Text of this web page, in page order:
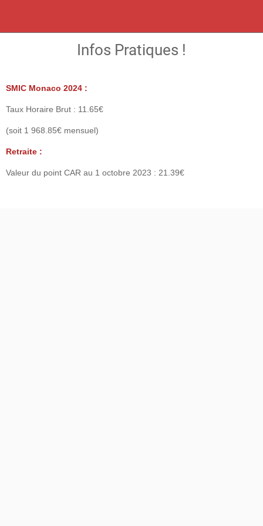
Infos Pratiques !
SMIC Monaco 2024 :
Taux Horaire Brut : 11.65€
(soit 1 968.85€ mensuel)
Retraite :
Valeur du point CAR au 1 octobre 2023 : 21.39€